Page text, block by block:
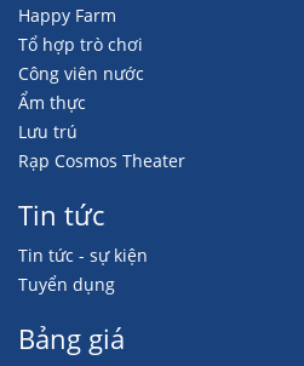
Happy Farm
Tổ hợp trò chơi
Công viên nước
Ẩm thực
Lưu trú
Rạp Cosmos Theater
Tin tức
Tin tức - sự kiện
Tuyển dụng
Bảng giá